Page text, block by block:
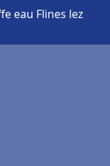
eau Flines lez